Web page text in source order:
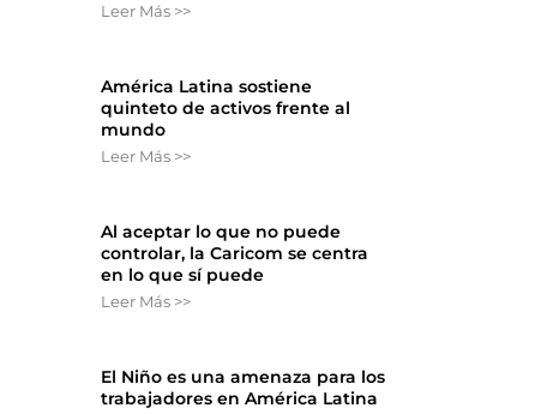
Leer Más >>
América Latina sostiene
quinteto de activos frente al
mundo
Leer Más >>
Al aceptar lo que no puede
controlar, la Caricom se centra
en lo que sí puede
Leer Más >>
El Niño es una amenaza para los
trabajadores en América Latina